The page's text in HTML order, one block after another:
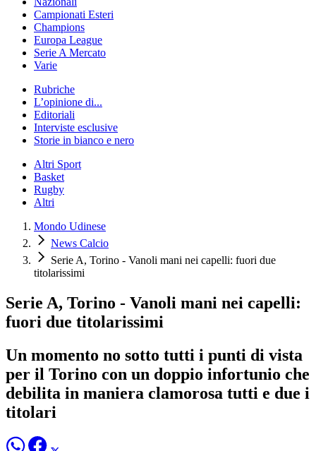
Campionati Esteri
Champions
Europa League
Serie A Mercato
Varie
Rubriche
L’opinione di...
Editoriali
Interviste esclusive
Storie in bianco e nero
Altri Sport
Basket
Rugby
Altri
Mondo Udinese
News Calcio
Serie A, Torino - Vanoli mani nei capelli: fuori due
titolarissimi
Serie A, Torino - Vanoli mani nei capelli:
fuori due titolarissimi
Un momento no sotto tutti i punti di vista
per il Torino con un doppio infortunio che
debilita in maniera clamorosa tutti e due i
titolari